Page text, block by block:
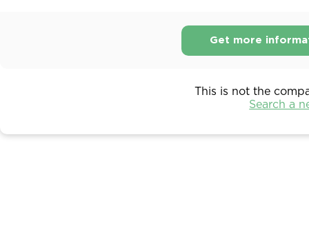
Get more
This is not the
Search a